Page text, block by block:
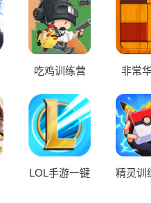
吃鸡训练营 非常
LOL手游一键 精灵训